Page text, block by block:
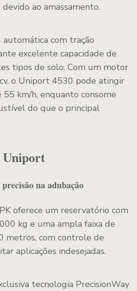
ao amassamento.
com tração
excelente capacidade de
tipos de solo. Com um motor
o Uniport 4530 pode atingir
km/h, enquanto consome
do que o principal
Uniport
na adubação
oferece um reservatório com
kg e uma ampla faixa de
metros, com controle de
aplicações indesejadas.
tecnologia PrecisionWay